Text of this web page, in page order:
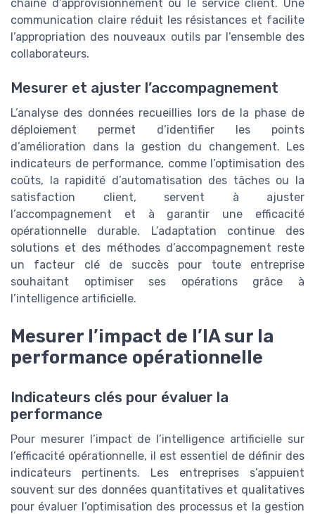
chaîne d’approvisionnement ou le service client. Une
communication claire réduit les résistances et facilite
l’appropriation des nouveaux outils par l’ensemble des
collaborateurs.
Mesurer et ajuster l’accompagnement
L’analyse des données recueillies lors de la phase de
déploiement permet d’identifier les points
d’amélioration dans la gestion du changement. Les
indicateurs de performance, comme l’optimisation des
coûts, la rapidité d’automatisation des tâches ou la
satisfaction client, servent à ajuster
l’accompagnement et à garantir une efficacité
opérationnelle durable. L’adaptation continue des
solutions et des méthodes d’accompagnement reste
un facteur clé de succès pour toute entreprise
souhaitant optimiser ses opérations grâce à
l’intelligence artificielle.
Mesurer l’impact de l’IA sur la
performance opérationnelle
Indicateurs clés pour évaluer la
performance
Pour mesurer l’impact de l’intelligence artificielle sur
l’efficacité opérationnelle, il est essentiel de définir des
indicateurs pertinents. Les entreprises s’appuient
souvent sur des données quantitatives et qualitatives
pour évaluer l’optimisation des processus et la gestion